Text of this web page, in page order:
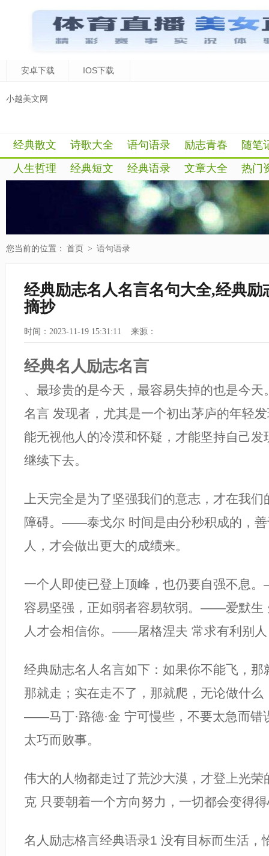
安卓下载 IOS下载
小越美文网
经典散文 诗歌大全 语句语录 励志青春
随笔
人生哲理
经典短文 经典语录 文章大全 热门
您当前的位置： 首页 > 语句语录
经典励志名人名言名句大全,经典励
摘抄
时间：2023-11-19 15:31:11 来源：
经典名人励志名言
、最珍贵的是今天，最容易失掉的也是今天
名言 发现者，尤其是一个初出茅庐的年轻
能无视他人的冷漠和怀疑，才能坚持自己发
继续下去。
上天完全是为了坚强我们的意志，才在我
障碍。——泰戈尔 时间是由分秒积成的，善
人，才会做出更大的成绩来。
一个人即使已登上顶峰，也仍要自强不息
容易坚强，正如弱者容易软弱。——爱默生
人才会相信你。——屠格涅夫 常求有利别
经典励志名人名言如下：如果你不能飞，那
那就走；实在走不了，那就爬，无论做什么
——马丁·路德·金 宁可慢些，不要太急而错
太巧而败事。
伟大的人物都走过了荒沙大漠，才登上光
克 只要朝着一个方向努力，一切都会变得
名人励志格言经典语录1 没有目标而生活，